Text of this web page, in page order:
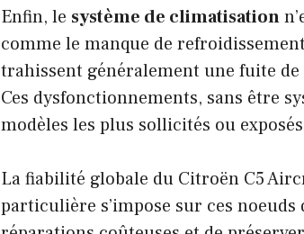
Enfin, le système de climatisation
comme le manque de
trahissent généralement une fuite
Ces dysfonctionnements, sans être
modèles les plus sollicités ou
La fiabilité globale du Citroën C5
particulière s’impose sur ces